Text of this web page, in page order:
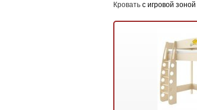
Кровать с игровой зоной